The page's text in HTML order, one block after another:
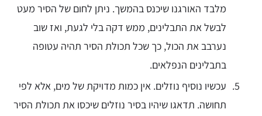
מלבד האורגנו שיכנס בהמשך. ניתן לחום של הסיר מעט
לבשל את התבלינים, ממש דקה בלי לגעת, ואז שוב
נערבב את הכול, כך שכל תכולת הסיר תהיה עטופה
בתבלינים הנפלאים.
עכשיו נוסיף נוזלים. אין כמות מדויקת של מים, אלא לפי
תחושה. תדאגו שיהיו בסיר נוזלים שיכסו את תכולת הסיר